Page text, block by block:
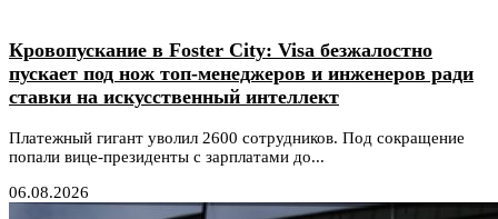
Кровопускание в Foster City: Visa безжалостно
пускает под нож топ-менеджеров и инженеров ради
ставки на искусственный интеллект
Платежный гигант уволил 2600 сотрудников. Под сокращение
попали вице-президенты с зарплатами до...
06.08.2026